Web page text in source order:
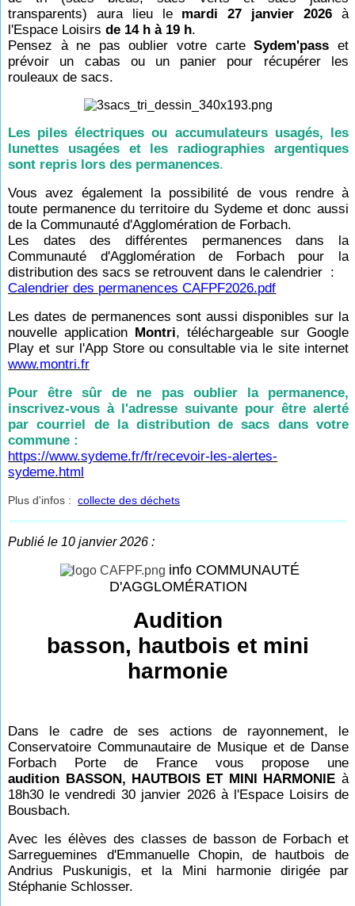
transparents) aura lieu le mardi 27 janvier 2026à
l'Espace Loisirsde 14 h à 19 h.
Pensez à ne pas oublier votre carteSydem'pass et
prévoir un cabas ou un panier pour récupérer les
rouleaux de sacs.
Les piles électriques ou accumulateurs usagés, les
lunettes usagées et les radiographies argentiques
sont repris lors des permanences.
Vous avez également la possibilité de vous rendre à
toute permanence du territoire du Sydeme et donc aussi
de la Communauté d'Agglomération de Forbach.
Les dates des différentes permanences dans la
Communauté d'Agglomération de Forbach pour la
distribution des sacs se retrouvent dans le calendrier :
Calendrier des permanences CAFPF2026.pdf
Les dates de permanences sont aussi disponibles sur la
nouvelle application Montri, téléchargeable sur Google
Play et sur l'App Store ou consultable via le site internet
www.montri.fr
Pour être sûr de ne pas oublier la permanence,
inscrivez-vous à l'adresse suivante pour être alerté
par courriel de la distribution de sacs dans votre
commune :
https://www.sydeme.fr/fr/recevoir-les-alertes-
sydeme.html
Plus d'infos :collecte des déchets
Publié le 10 janvier 2026 :
info COMMUNAUTÉ
D'AGGLOMÉRATION
Audition
basson, hautbois et mini
harmonie
Dans le cadre de ses actions de rayonnement, le
Conservatoire Communautaire de Musique et de Danse
Forbach Porte de France vous propose une
audition BASSON, HAUTBOIS ET MINI HARMONIE à
18h30 le vendredi 30 janvier 2026 à l'Espace Loisirs de
Bousbach.
Avec les élèves des classes de basson de Forbach et
Sarreguemines d'Emmanuelle Chopin, de hautbois de
Andrius Puskunigis, et la Mini harmonie dirigée par
Stéphanie Schlosser.